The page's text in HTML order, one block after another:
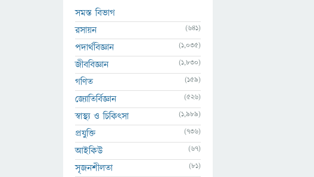
সমস্ত বিভাগ
রসায়ন
(641)
পদার্থবিজ্ঞান (1,035)
জীববিজ্ঞান (1,830)
গণিত (159)
জ্যোতির্বিজ্ঞান (526)
স্বাস্থ্য ও চিকিৎসা (1,989)
প্রযুক্তি (736)
আইকিউ (67)
সৃজনশীলতা (81)